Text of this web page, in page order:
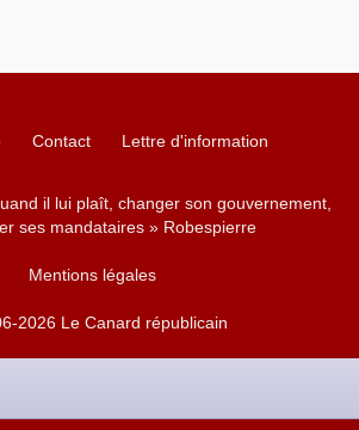
Contact Lettre d'information
il lui plaît, changer son gouvernement,
ses mandataires » Robespierre
Mentions légales
2026 Le Canard républicain